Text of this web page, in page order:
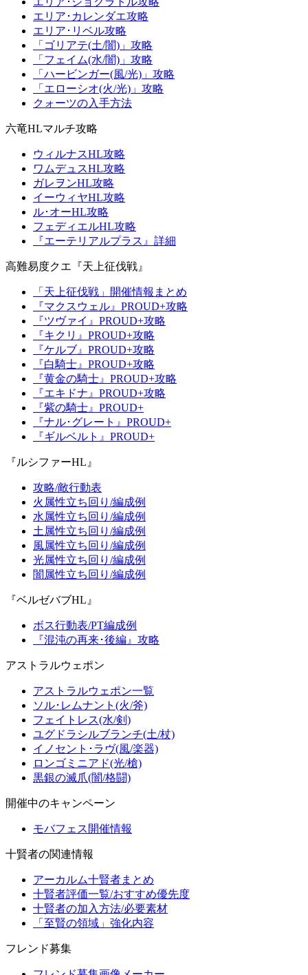
エリア･カレンダエ攻略
エリア･リベル攻略
「ゴリアテ(土/闇)」攻略
「フェイム(水/闇)」攻略
「ハービンガー(風/光)」攻略
「エローシオ(火/光)」攻略
クォーツの入手方法
六竜HLマルチ攻略
ウィルナスHL攻略
ワムデュスHL攻略
ガレヲンHL攻略
イーウィヤHL攻略
ル･オーHL攻略
フェディエルHL攻略
『エーテリアルプラス』詳細
高難易度クエ『天上征伐戦』
「天上征伐戦」開催情報まとめ
『マクスウェル』PROUD+攻略
『ツヴァイ』PROUD+攻略
『キクリ』PROUD+攻略
『ケルブ』PROUD+攻略
『白騎士』PROUD+攻略
『黄金の騎士』PROUD+攻略
『エキドナ』PROUD+攻略
『紫の騎士』PROUD+
『ナル･グレート』PROUD+
『ギルベルト』PROUD+
『ルシファーHL』
攻略/敵行動表
火属性立ち回り/編成例
水属性立ち回り/編成例
土属性立ち回り/編成例
風属性立ち回り/編成例
光属性立ち回り/編成例
闇属性立ち回り/編成例
『ベルゼバブHL』
ボス行動表/PT編成例
『混沌の再来･後編』攻略
アストラルウェポン
アストラルウェポン一覧
ソル･レムナント(火/斧)
フェイトレス(水/剣)
ユグドラシルブランチ(土/杖)
イノセント･ラヴ(風/楽器)
ロンゴミニアド(光/槍)
黒銀の滅爪(闇/格闘)
開催中のキャンペーン
モバフェス開催情報
十賢者の関連情報
アーカルム十賢者まとめ
十賢者評価一覧/おすすめ優先度
十賢者の加入方法/必要素材
「至賢の領域」強化内容
フレンド募集